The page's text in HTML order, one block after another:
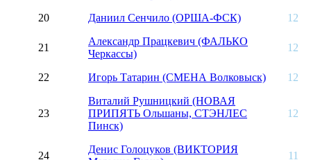
20 Даниил Сенчило (ОРША-ФСК) 12
21
Александр Працкевич (ФАЛЬКО
Черкассы)
12
22 Игорь Татарин (СМЕНА Волковыск) 12
23
Виталий Рушницкий (НОВАЯ
ПРИПЯТЬ Ольшаны, СТЭНЛЕС
Пинск)
12
24
Денис Голоцуков (ВИКТОРИЯ
11